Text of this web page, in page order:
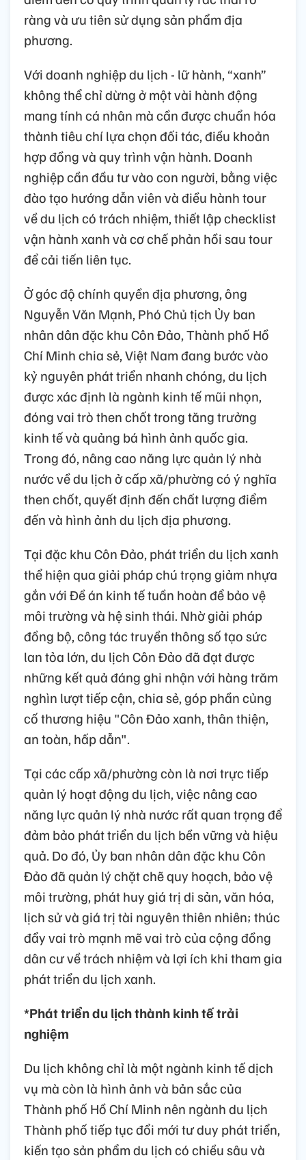
ràng và ưu tiên sử dụng sản phẩm địa
phương.
Với doanh nghiệp du lịch - lữ hành, “xanh”
không thể chỉ dừng ở một vài hành động
mang tính cá nhân mà cần được chuẩn hóa
thành tiêu chí lựa chọn đối tác, điều khoản
hợp đồng và quy trình vận hành. Doanh
nghiệp cần đầu tư vào con người, bằng việc
đào tạo hướng dẫn viên và điều hành tour
về du lịch có trách nhiệm, thiết lập checklist
vận hành xanh và cơ chế phản hồi sau tour
để cải tiến liên tục.
Ở góc độ chính quyền địa phương, ông
Nguyễn Văn Mạnh, Phó Chủ tịch Ủy ban
nhân dân đặc khu Côn Đảo, Thành phố Hồ
Chí Minh chia sẻ, Việt Nam đang bước vào
kỷ nguyên phát triển nhanh chóng, du lịch
được xác định là ngành kinh tế mũi nhọn,
đóng vai trò then chốt trong tăng trưởng
kinh tế và quảng bá hình ảnh quốc gia.
Trong đó, nâng cao năng lực quản lý nhà
nước về du lịch ở cấp xã/phường có ý nghĩa
then chốt, quyết định đến chất lượng điểm
đến và hình ảnh du lịch địa phương.
Tại đặc khu Côn Đảo, phát triển du lịch xanh
thể hiện qua giải pháp chú trọng giảm nhựa
gắn với Đề án kinh tế tuần hoàn để bảo vệ
môi trường và hệ sinh thái. Nhờ giải pháp
đồng bộ, công tác truyền thông số tạo sức
lan tỏa lớn, du lịch Côn Đảo đã đạt được
những kết quả đáng ghi nhận với hàng trăm
nghìn lượt tiếp cận, chia sẻ, góp phần củng
cố thương hiệu "Côn Đảo xanh, thân thiện,
an toàn, hấp dẫn".
Tại các cấp xã/phường còn là nơi trực tiếp
quản lý hoạt động du lịch, việc nâng cao
năng lực quản lý nhà nước rất quan trọng để
đảm bảo phát triển du lịch bền vững và hiệu
quả. Do đó, Ủy ban nhân dân đặc khu Côn
Đảo đã quản lý chặt chẽ quy hoạch, bảo vệ
môi trường, phát huy giá trị di sản, văn hóa,
lịch sử và giá trị tài nguyên thiên nhiên; thúc
đẩy vai trò mạnh mẽ vai trò của cộng đồng
dân cư về trách nhiệm và lợi ích khi tham gia
phát triển du lịch xanh.
*Phát triển du lịch thành kinh tế trải
nghiệm
Du lịch không chỉ là một ngành kinh tế dịch
vụ mà còn là hình ảnh và bản sắc của
Thành phố Hồ Chí Minh nên ngành du lịch
Thành phố tiếp tục đổi mới tư duy phát triển,
kiến tạo sản phẩm du lịch có chiều sâu và